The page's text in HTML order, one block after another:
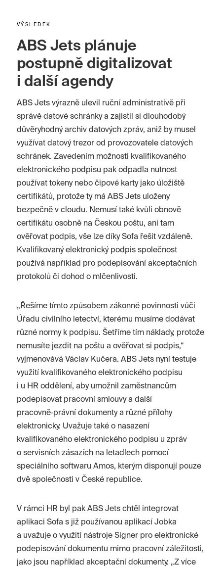
VÝSLEDEK
ABS Jets plánuje
postupně digitalizovat
i další agendy
ABS Jets výrazně ulevil ruční administrativě při
správě datové schránky a zajistil si dlouhodobý
důvěryhodný archiv datových zpráv, aniž by musel
využívat datový trezor od provozovatele datových
schránek. Zavedením možnosti kvalifikovaného
elektronického podpisu pak odpadla nutnost
používat tokeny nebo čipové karty jako úložiště
certifikátů, protože ty má ABS Jets uloženy
bezpečně v cloudu. Nemusí také kvůli obnově
certifikátu osobně na Českou poštu, ani tam
ověřovat podpis, vše lze díky Sofa řešit vzdáleně.
Kvalifikovaný elektronický podpis společnost
používá například pro podepisování akceptačních
protokolů či dohod o mlčenlivosti.
„Řešíme tímto způsobem zákonné povinnosti vůči
Úřadu civilního letectví, kterému musíme dodávat
různé normy k podpisu. Šetříme tím náklady, protože
nemusíte jezdit na poštu a ověřovat si podpis,“
vyjmenovává Václav Kučera. ABS Jets nyní testuje
využití kvalifikovaného elektronického podpisu
i u HR oddělení, aby umožnil zaměstnancům
podepisovat pracovní smlouvy a další
pracovně‑právní dokumenty a různé přílohy
elektronicky. Uvažuje také o nasazení
kvalifikovaného elektronického podpisu u zpráv
o servisních zásazích na letadlech pomocí
speciálního softwaru Amos, kterým disponují pouze
dvě společnosti v České republice.
V rámci HR byl pak ABS Jets chtěl integrovat
aplikaci Sofa s již používanou aplikací Jobka
a uvažuje o využití nástroje Signer pro elektronické
podepisování dokumentu mimo pracovní záležitosti,
jako jsou například akceptační dokumenty. „Z více